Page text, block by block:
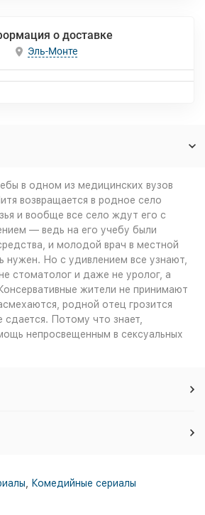
о доставке
Эль-Монте
в одном из медицинских вузов
возвращается в родное село
и вообще все село ждут его с
— ведь на его учебу были
и молодой врач в местной
нужен. Но с удивлением все узнают,
стоматолог и даже не уролог, а
жители не принимают
родной отец грозится
сдается. Потому что знает,
непросвещенным в сексуальных
Комедийные сериалы